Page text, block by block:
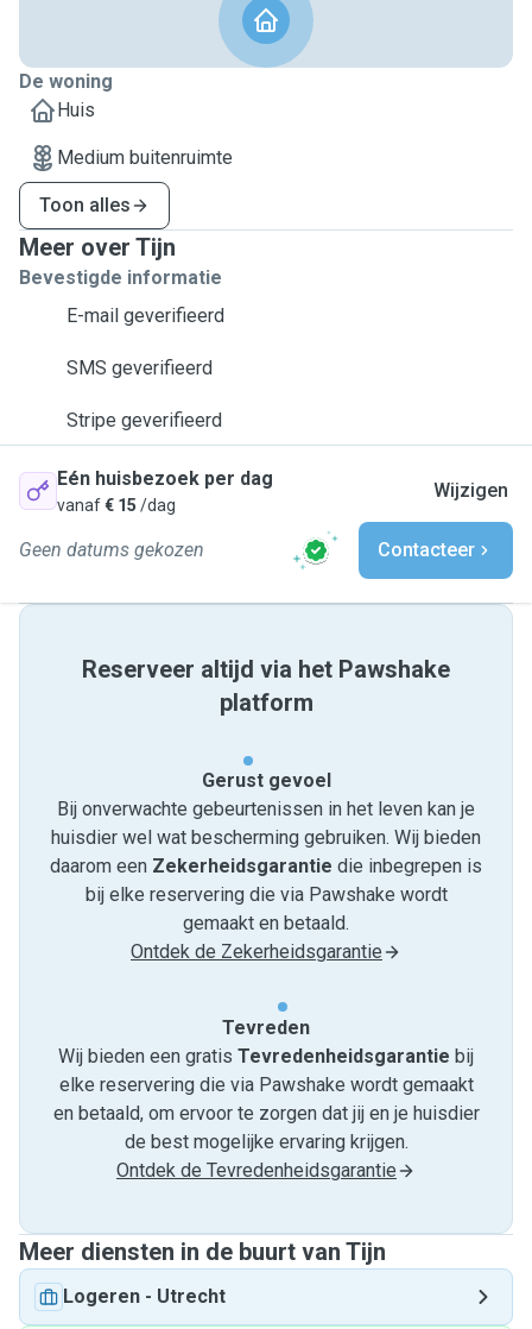
De woning
Huis
Medium buitenruimte
Toon alles
Meer over Tijn
Bevestigde informatie
E-mail geverifieerd
SMS geverifieerd
Stripe geverifieerd
Eén huisbezoek per dag
vanaf€ 15 /dag
Wijzigen
Geen datums gekozen Contacteer
Reserveer altijd via het Pawshake
platform
Gerust gevoel
Bij onverwachte gebeurtenissen in het leven kan je
huisdier wel wat bescherming gebruiken. Wij bieden
daarom een Zekerheidsgarantie die inbegrepen is
bij elke reservering die via Pawshake wordt
gemaakt en betaald.
Ontdek de Zekerheidsgarantie
Tevreden
Wij bieden een gratis Tevredenheids­garantie bij
elke reservering die via Pawshake wordt gemaakt
en betaald, om ervoor te zorgen dat jij en je huisdier
de best mogelijke ervaring krijgen.
Ontdek de Tevredenheidsgarantie
Meer diensten in de buurt van Tijn
Logeren - Utrecht